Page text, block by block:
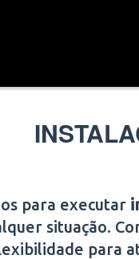
para executar
situação.
para